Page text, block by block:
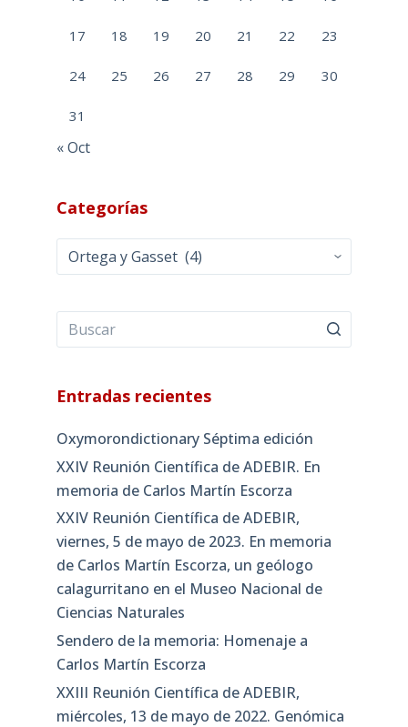
17 18 19 20 21 22 23
24 25 26 27 28 29 30
31
« Oct
Categorías
Categorías
Entradas recientes
Oxymorondictionary Séptima edición
XXIV Reunión Científica de ADEBIR. En
memoria de Carlos Martín Escorza
XXIV Reunión Científica de ADEBIR,
viernes, 5 de mayo de 2023. En memoria
de Carlos Martín Escorza, un geólogo
calagurritano en el Museo Nacional de
Ciencias Naturales
Sendero de la memoria: Homenaje a
Carlos Martín Escorza
XXIII Reunión Científica de ADEBIR,
miércoles, 13 de mayo de 2022. Genómica